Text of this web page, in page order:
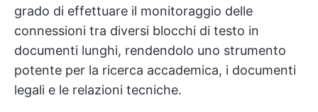
grado di effettuare il monitoraggio delle
connessioni tra diversi blocchi di testo in
documenti lunghi, rendendolo uno strumento
potente per la ricerca accademica, i documenti
legali e le relazioni tecniche.